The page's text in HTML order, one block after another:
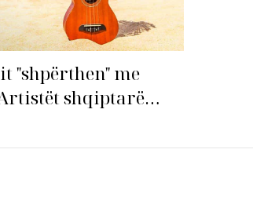
"shpërthen" me
shqiptarë